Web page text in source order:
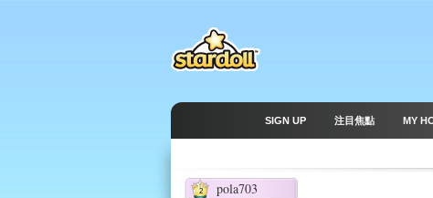
SIGN UP 注目焦點 MY
pola703
2